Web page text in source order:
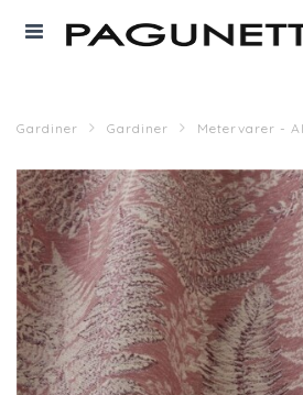
Gardiner Gardiner Metervarer -